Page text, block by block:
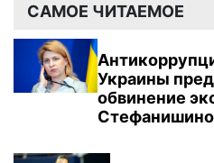
САМОЕ ЧИТАЕМОЕ
Украины
обвинение